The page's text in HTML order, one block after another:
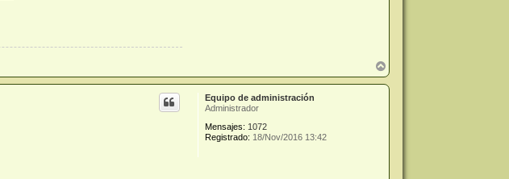
r
r
Equipo de administración
Administrador
Mensajes: 1072
Registrado: 18/Nov/2016 13:42